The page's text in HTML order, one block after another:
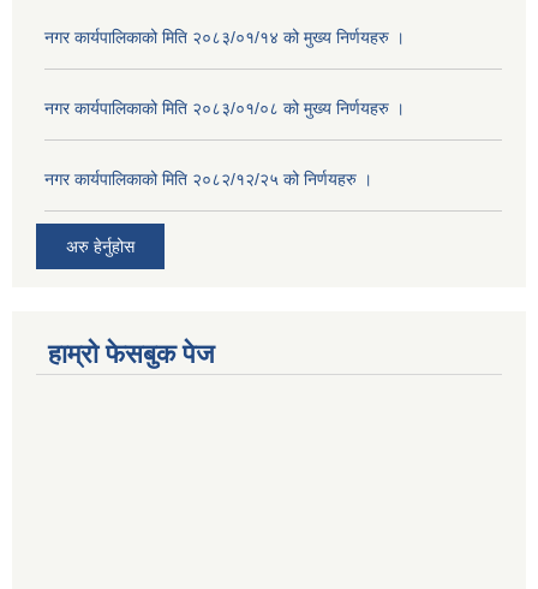
नगर कार्यपालिकाको मिति २०८३/०१/१४ को मुख्य निर्णयहरु ।
नगर कार्यपालिकाको मिति २०८३/०१/०८ को मुख्य निर्णयहरु ।
नगर कार्यपालिकाको मिति २०८२/१२/२५ को निर्णयहरु ।
अरु हेर्नुहोस
हाम्रो फेसबुक पेज